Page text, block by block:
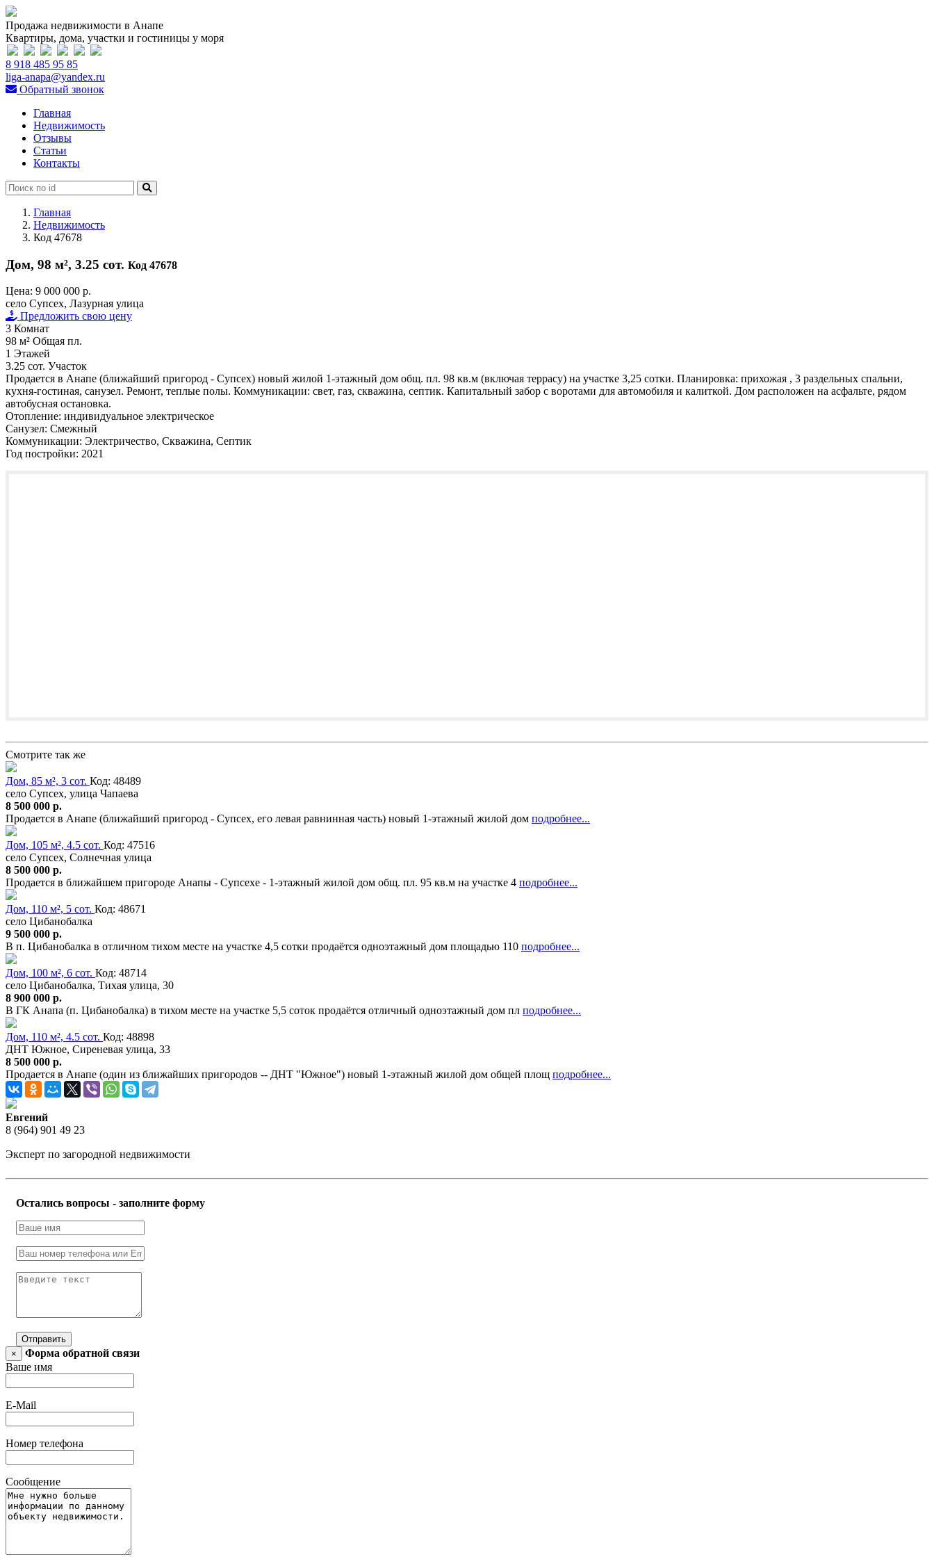
Продажа недвижимости в Анапе
Квартиры, дома, участки и гостиницы у моря
8 918 485 95 85
liga-anapa@yandex.ru
Обратный звонок
Главная
Недвижимость
Отзывы
Статьи
Контакты
Главная
Недвижимость
Код 47678
Дом, 98 м², 3.25 сот. Код 47678
Цена: 9 000 000 р.
село Супсех, Лазурная улица
Предложить свою цену
3 Комнат
98 м² Общая пл.
1 Этажей
3.25 сот. Участок
Продается в Анапе (ближайший пригород - Супсех) новый жилой 1-этажный дом общ. пл. 98 кв.м (включая террасу) на участке 3,25 сотки. Планировка: прихожая , 3 раздельных спальни,
кухня-гостиная, санузел. Ремонт, теплые полы. Коммуникации: свет, газ, скважина, септик. Капитальный забор с воротами для автомобиля и калиткой. Дом расположен на асфальте, рядом
автобусная остановка.
Отопление: индивидуальное электрическое
Санузел: Смежный
Коммуникации: Электричество, Скважина, Септик
Год постройки: 2021
Смотрите так же
Дом, 85 м², 3 сот. Код: 48489
село Супсех, улица Чапаева
8 500 000 р.
Продается в Анапе (ближайший пригород - Супсех, его левая равнинная часть) новый 1-этажный жилой дом подробнее...
Дом, 105 м², 4.5 сот. Код: 47516
село Супсех, Солнечная улица
8 500 000 р.
Продается в ближайшем пригороде Анапы - Супсехе - 1-этажный жилой дом общ. пл. 95 кв.м на участке 4 подробнее...
Дом, 110 м², 5 сот. Код: 48671
село Цибанобалка
9 500 000 р.
В п. Цибанобалка в отличном тихом месте на участке 4,5 сотки продаётся одноэтажный дом площадью 110 подробнее...
Дом, 100 м², 6 сот. Код: 48714
село Цибанобалка, Тихая улица, 30
8 900 000 р.
В ГК Анапа (п. Цибанобалка) в тихом месте на участке 5,5 соток продаётся отличный одноэтажный дом пл подробнее...
Дом, 110 м², 4.5 сот. Код: 48898
ДНТ Южное, Сиреневая улица, 33
8 500 000 р.
Продается в Анапе (один из ближайших пригородов -- ДНТ "Южное") новый 1-этажный жилой дом общей площ подробнее...
Евгений
8 (964) 901 49 23
Эксперт по загородной недвижимости
Остались вопросы - заполните форму
Отправить
×
Форма обратной связи
Ваше имя
E-Mail
Номер телефона
Сообщение